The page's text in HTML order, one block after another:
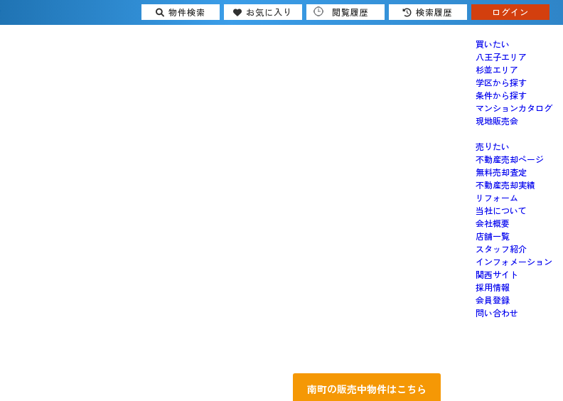
買いたい
八王子エリア
杉並エリア
学区から探す
条件から探す
マンションカタログ
現地販売会
売りたい
不動産売却ページ
無料売却査定
不動産売却実績
リフォーム
当社について
会社概要
店舗一覧
スタッフ紹介
インフォメーション
関西サイト
採用情報
会員登録
問い合わせ
南町の販売中物件はこちら
物件検索 お気に入り 閲覧履歴 検索履歴 ログイン